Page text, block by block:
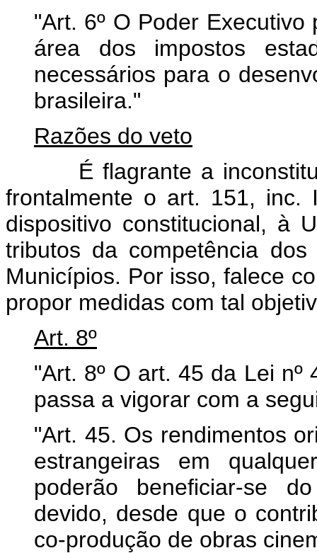
"Art. 6º O Poder
área dos impostos
necessários para o
brasileira."
Razões do veto
É flagrante a
frontalmente o art. 151, inc.
dispositivo constitucional, à
tributos da competência
Municípios. Por isso, falece
propor medidas com tal
Art. 8º
"Art. 8º O art. 45 da Lei
passa a vigorar com a
"Art. 45. Os rendimentos
estrangeiras em
poderão beneficiar-se
devido, desde que o
co-produção de obras